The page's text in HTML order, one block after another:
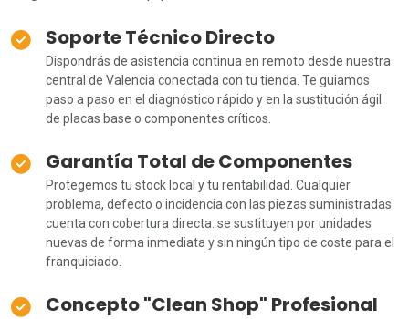
Soporte Técnico Directo
Dispondrás de asistencia continua en remoto desde nuestra
central de Valencia conectada con tu tienda. Te guiamos
paso a paso en el diagnóstico rápido y en la sustitución ágil
de placas base o componentes críticos.
Garantía Total de Componentes
Protegemos tu stock local y tu rentabilidad. Cualquier
problema, defecto o incidencia con las piezas suministradas
cuenta con cobertura directa: se sustituyen por unidades
nuevas de forma inmediata y sin ningún tipo de coste para el
franquiciado.
Concepto "Clean Shop" Profesional